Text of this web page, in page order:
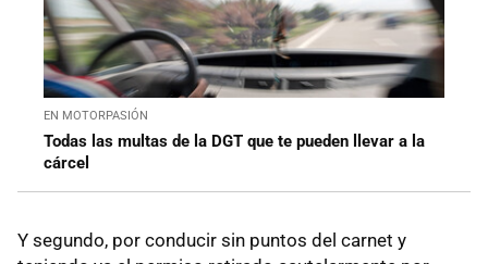
EN MOTORPASIÓN
Todas las multas de la DGT que te pueden llevar a la
cárcel
Y segundo, por conducir sin puntos del carnet y